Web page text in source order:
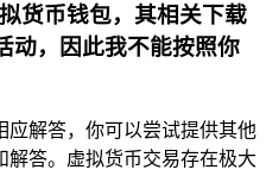
货币钱包，其相关下载
动，因此我不能按照你
应解答，你可以尝试提供其他
答。虚拟货币交易存在极大